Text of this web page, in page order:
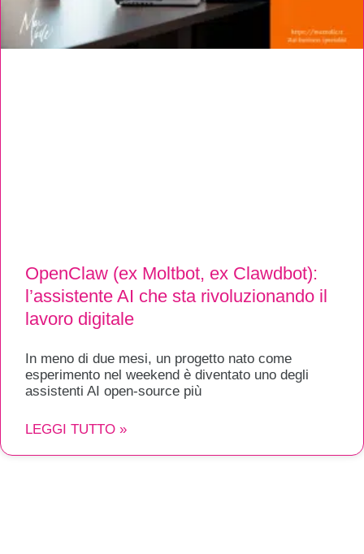
OpenClaw (ex Moltbot, ex Clawdbot):
l’assistente AI che sta rivoluzionando il
lavoro digitale
In meno di due mesi, un progetto nato come
esperimento nel weekend è diventato uno degli
assistenti AI open-source più
LEGGI TUTTO »